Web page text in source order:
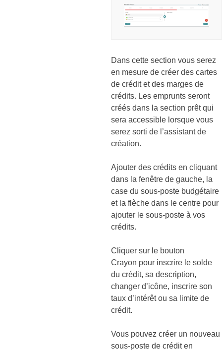
Dans cette section vous serez
en mesure de créer des cartes
de crédit et des marges de
crédits. Les emprunts seront
créés dans la section prêt qui
sera accessible lorsque vous
serez sorti de l’assistant de
création.
Ajouter des crédits en cliquant
dans la fenêtre de gauche, la
case du sous-poste budgétaire
et la flèche dans le centre pour
ajouter le sous-poste à vos
crédits.
Cliquer sur le bouton
Crayon pour inscrire le solde
du crédit, sa description,
changer d’icône, inscrire son
taux d’intérêt ou sa limite de
crédit.
Vous pouvez créer un nouveau
sous-poste de crédit en